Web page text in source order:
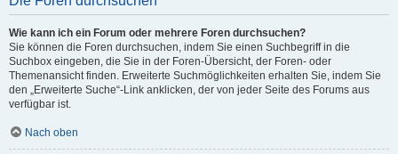
Wie kann ich ein Forum oder mehrere Foren durchsuchen?
Sie können die Foren durchsuchen, indem Sie einen Suchbegriff in die
Suchbox eingeben, die Sie in der Foren-Übersicht, der Foren- oder
Themenansicht finden. Erweiterte Suchmöglichkeiten erhalten Sie, indem Sie
den „Erweiterte Suche“-Link anklicken, der von jeder Seite des Forums aus
verfügbar ist.
Nach oben